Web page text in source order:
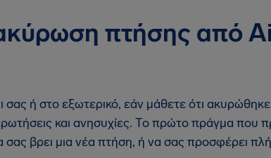
πτήσης από
σας ή στο εξωτερικό, εάν μάθετε ότι
και ανησυχίες. Το πρώτο πράγμα που
σας βρει μια νέα πτήση, ή να σας προσφέρει